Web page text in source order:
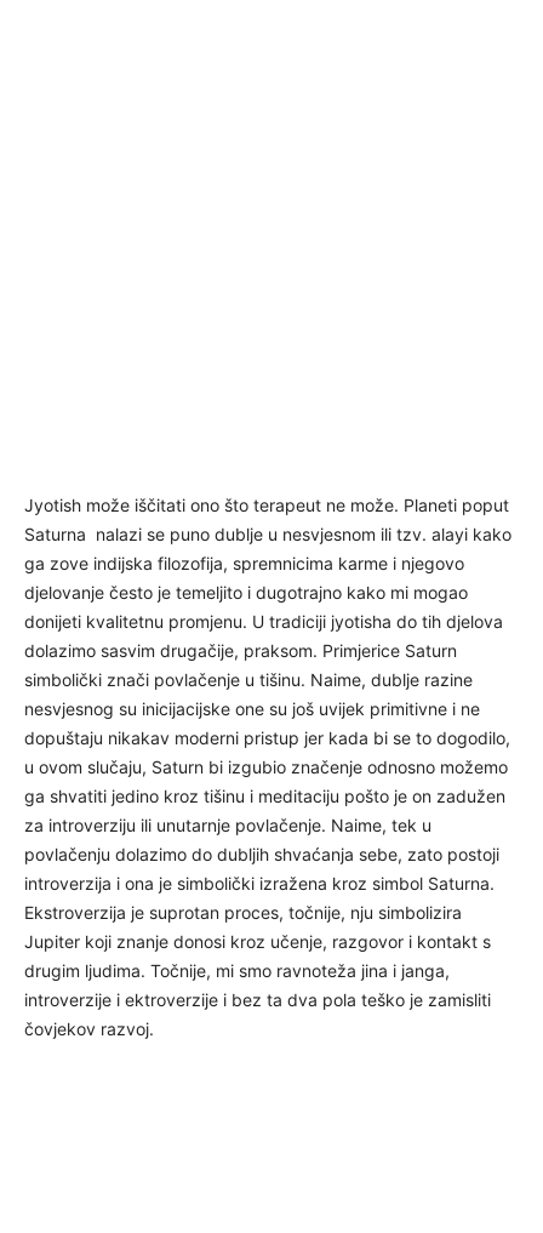
Jyotish može iščitati ono što terapeut ne može. Planeti poput
Saturna nalazi se puno dublje u nesvjesnom ili tzv. alayi kako
ga zove indijska filozofija, spremnicima karme i njegovo
djelovanje često je temeljito i dugotrajno kako mi mogao
donijeti kvalitetnu promjenu. U tradiciji jyotisha do tih djelova
dolazimo sasvim drugačije, praksom. Primjerice Saturn
simbolički znači povlačenje u tišinu. Naime, dublje razine
nesvjesnog su inicijacijske one su još uvijek primitivne i ne
dopuštaju nikakav moderni pristup jer kada bi se to dogodilo,
u ovom slučaju, Saturn bi izgubio značenje odnosno možemo
ga shvatiti jedino kroz tišinu i meditaciju pošto je on zadužen
za introverziju ili unutarnje povlačenje. Naime, tek u
povlačenju dolazimo do dubljih shvaćanja sebe, zato postoji
introverzija i ona je simbolički izražena kroz simbol Saturna.
Ekstroverzija je suprotan proces, točnije, nju simbolizira
Jupiter koji znanje donosi kroz učenje, razgovor i kontakt s
drugim ljudima. Točnije, mi smo ravnoteža jina i janga,
introverzije i ektroverzije i bez ta dva pola teško je zamisliti
čovjekov razvoj.